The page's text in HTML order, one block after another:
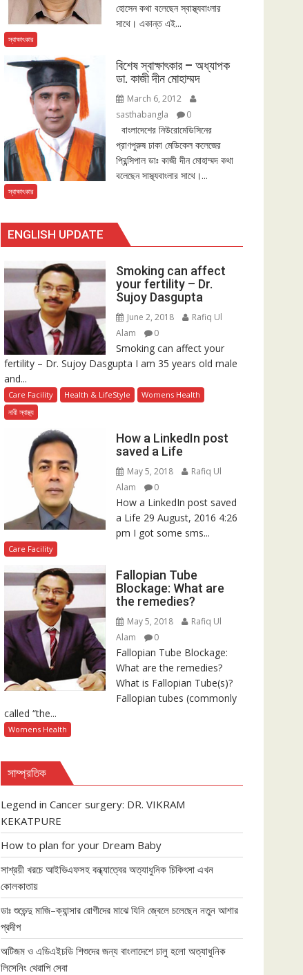
হোসেন কথা বলেছেন স্বাস্থ্যবাংলার
সাথে। একান্ত এই...
স্বাক্ষাৎকার
বিশেষ স্বাক্ষাৎকার – অধ্যাপক
ডা. কাজী দীন মোহাম্মদ
March 6, 2012
sasthabangla
0
বাংলাদেশের নিউরোমেডিসিনের
প্রাণপুরুষ ঢাকা মেডিকেল কলেজের
প্রিন্সিপাল ডাঃ কাজী দীন মোহাম্মদ কথা
বলেছেন সাস্থ্যবাংলার সাথে।...
স্বাক্ষাৎকার
ENGLISH UPDATE
Smoking can affect
your fertility – Dr.
Sujoy Dasgupta
June 2, 2018
Rafiq Ul
Alam
0
Smoking can affect your
fertility – Dr. Sujoy Dasgupta I am 35 years old male
and...
Care Facility Health & LifeStyle
Womens Health
নারী স্বাস্থ্য
How a LinkedIn post
saved a Life
May 5, 2018
Rafiq Ul
Alam
0
How a LinkedIn post saved
a Life 29 August, 2016 4:26
pm I got some sms...
Care Facility
Fallopian Tube
Blockage: What are
the remedies?
May 5, 2018
Rafiq Ul
Alam
0
Fallopian Tube Blockage:
What are the remedies?
What is Fallopian Tube(s)?
Fallopian tubes (commonly
called “the...
Womens Health
সাম্প্রতিক
Legend in Cancer surgery: DR. VIKRAM
KEKATPURE
How to plan for your Dream Baby
সাশ্রয়ী খরচে আইভিএফসহ বন্ধ্যাত্বের অত্যাধুনিক চিকিৎসা এখন
কোলকাতায়
ডাঃ শুভেন্দু মাজি–ক্যান্সার রোগীদের মাঝে যিনি জ্বেলে চলেছেন নতুন আশার
প্রদীপ
অটিজম ও এডিএইচডি শিশুদের জন্য বাংলাদেশে চালু হলো অত্যাধুনিক
লিসেনিং থেরাপি সেবা